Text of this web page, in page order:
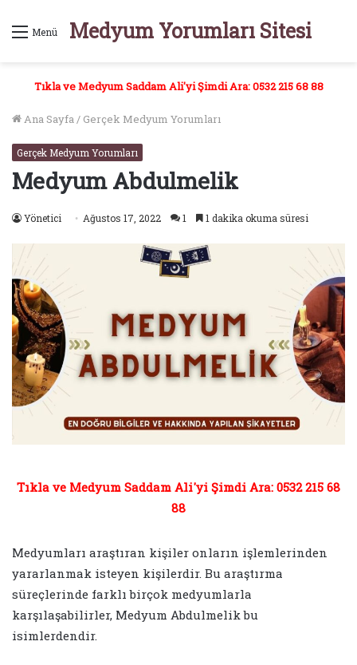
Menü Medyum Yorumları Sitesi
Tıkla ve Medyum Saddam Ali'yi Şimdi Ara: 0532 215 68 88
Ana Sayfa/ Gerçek Medyum Yorumları
Gerçek Medyum Yorumları
Medyum Abdulmelik
Yönetici Ağustos 17, 2022 1 1 dakika okuma süresi
Tıkla ve Medyum Saddam Ali'yi Şimdi Ara: 0532 215 68
88
Medyumları araştıran kişiler onların işlemlerinden
yararlanmak isteyen kişilerdir. Bu araştırma
süreçlerinde farklı birçok medyumlarla
karşılaşabilirler, Medyum Abdulmelik bu
isimlerdendir.